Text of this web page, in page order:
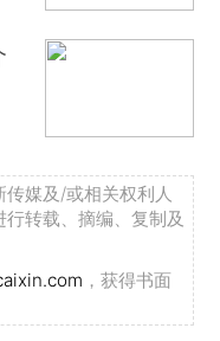
媒及/或相关权利人
转载、摘编、复制及
，获得书面